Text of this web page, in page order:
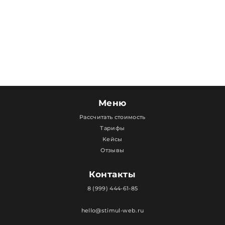
Меню
Рассчитать стоимость
Тарифы
Кейсы
Отзывы
Контакты
8 (999) 444-61-85
hello@stimul-web.ru